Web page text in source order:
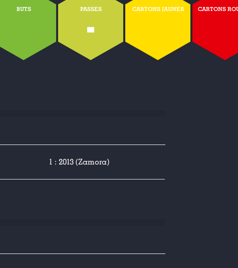
BUTS PASSES
-
CARTONS JAUNES CARTONS
1 : 2013 (Zamora)